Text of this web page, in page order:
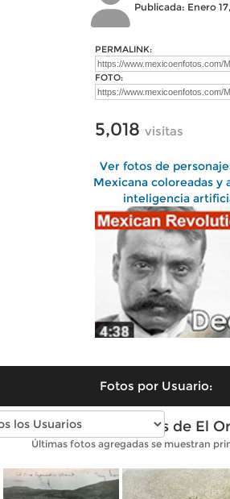
Publicada: Enero
PERMALINK:
FOTO:
5,018 visitas
Ver fotos de
Mexicana coloreadas y
inteligencia
Fotos por Usuario:
Fotos antiguas de El
Últimas fotos agregadas se muestran